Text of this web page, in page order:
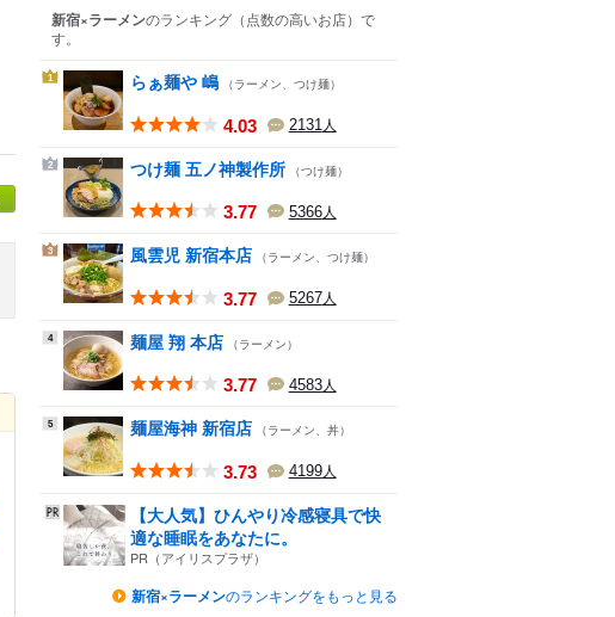
新宿×ラーメンのランキング （点数の高いお店） で
す。
1 らぁ麺や 嶋 （ラーメン、つけ麺）
4.03 2131人
2 つけ麺 五ノ神製作所 （つけ麺）
3.77 5366人
3 風雲児 新宿本店 （ラーメン、つけ麺）
3.77 5267人
4 麺屋 翔 本店 （ラーメン）
3.77 4583人
5 麺屋海神 新宿店 （ラーメン、丼）
3.73 4199人
【大人気】ひんやり冷感寝具で快
適な睡眠をあなたに。
PR（アイリスプラザ）
新宿×ラーメンのランキングをもっと見る